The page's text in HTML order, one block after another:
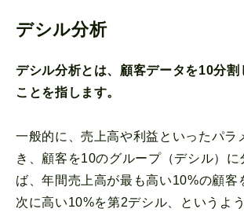
デシル分析
デシル分析とは、顧客データを10分割
ことを指します。
一般的に、売上高や利益といったパラ
き、顧客を10のグループ（デシル）に
ば、年間売上高が最も高い10%の顧客
次に高い10%を第2デシル、というよ